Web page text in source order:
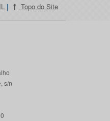
| Topo do Site
s/n